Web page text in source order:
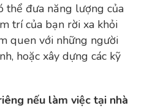
thể đưa năng lượng của
trí của bạn rời xa khỏi
quen với những người
hoặc xây dựng các kỹ
nếu làm việc tại nhà